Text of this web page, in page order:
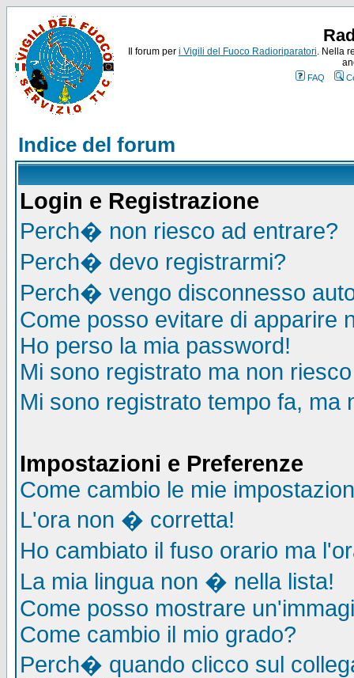
Il forum per i Vigili del Fuoco Radioriparatori. Nella
FAQ
Indice del forum
Login e Registrazione
Perch� non riesco ad entrare?
Perch� devo registrarmi?
Perch� vengo disconnesso
Come posso evitare di apparire
Ho perso la mia password!
Mi sono registrato ma non
Mi sono registrato tempo fa,
Impostazioni e Preferenze
Come cambio le mie
L'ora non � corretta!
Ho cambiato il fuso orario ma
La mia lingua non � nella lista!
Come posso mostrare
Come cambio il mio grado?
Perch� quando clicco sul